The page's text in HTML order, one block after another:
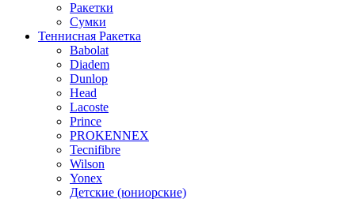
Ракетки
Сумки
Теннисная Ракетка
Babolat
Diadem
Dunlop
Head
Lacoste
Prince
PROKENNEX
Tecnifibre
Wilson
Yonex
Детские (юниорские)